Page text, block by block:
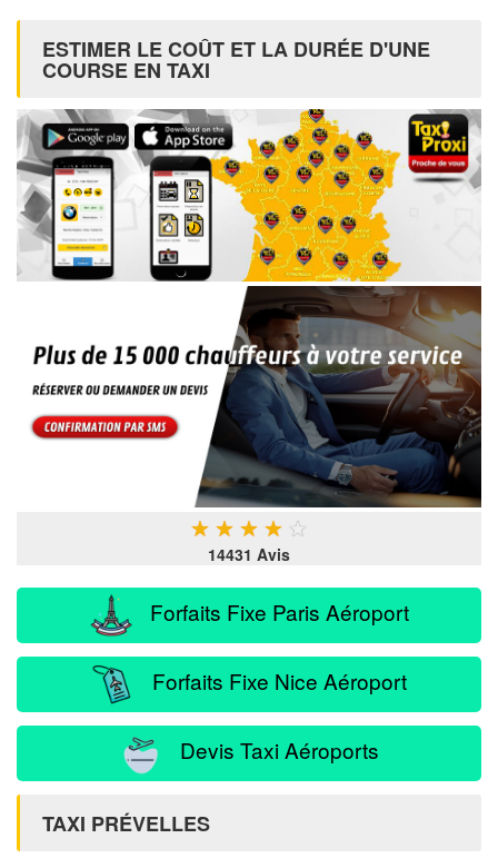
ESTIMER LE COÛT ET LA DURÉE D'UNE
COURSE EN TAXI
★ ★ ★ ★ ★
14431 Avis
Forfaits Fixe Paris Aéroport
Forfaits Fixe Nice Aéroport
Devis Taxi Aéroports
TAXI PRÉVELLES